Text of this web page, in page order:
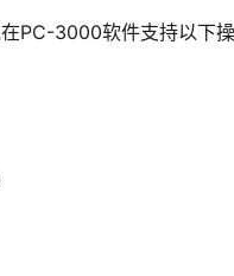
PC-3000软件支持以下操